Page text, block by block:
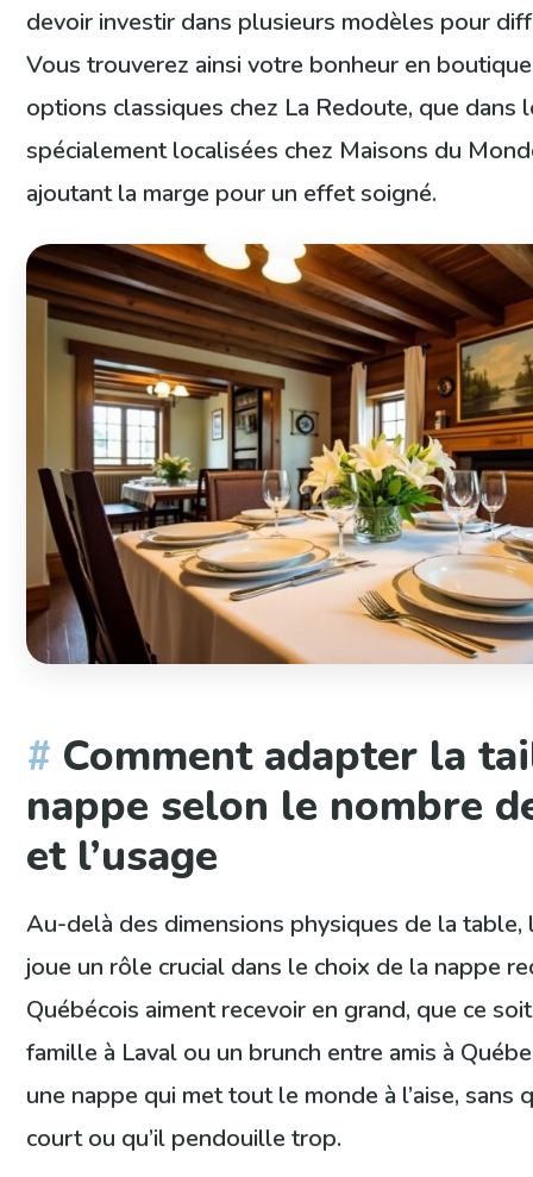
devoir investir dans plusieurs modèles pour
Vous trouverez ainsi votre bonheur en
options classiques chez La Redoute, que dans
spécialement localisées chez Maisons du
ajoutant la marge pour un effet soigné.
Comment adapter la
nappe selon le nombre
et l’usage
Au-delà des dimensions physiques de la table,
joue un rôle crucial dans le choix de la nappe
Québécois aiment recevoir en grand, que ce
famille à Laval ou un brunch entre amis à
une nappe qui met tout le monde à l’aise,
court ou qu’il pendouille trop.